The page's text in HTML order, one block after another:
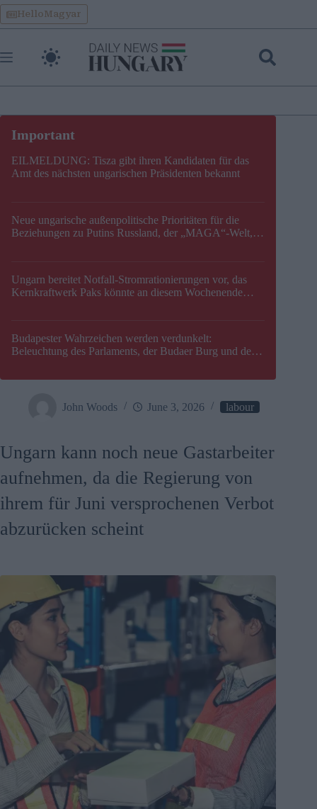
Skip
to
content
HelloMagyar
EILMELDUNG: Tisza gibt ihren Kandidaten für das
Amt des nächsten ungarischen Präsidenten bekannt
Neue ungarische außenpolitische Prioritäten für die
Beziehungen zu Putins Russland, der „MAGA“-Welt,
Ungarn bereitet Notfall-Stromrationierungen vor, das
Kernkraftwerk Paks könnte an diesem Wochenende
Budapester Wahrzeichen werden verdunkelt:
Beleuchtung des Parlaments, der Budaer Burg und der
John Woods June 3, 2026 labour
Ungarn kann noch neue Gastarbeiter
aufnehmen, da die Regierung von
ihrem für Juni versprochenen Verbot
abzurücken scheint